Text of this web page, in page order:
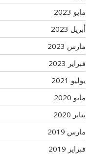
مايو 2023
أبريل 2023
مارس 2023
فبراير 2023
يوليو 2021
مايو 2020
يناير 2020
مارس 2019
فبراير 2019